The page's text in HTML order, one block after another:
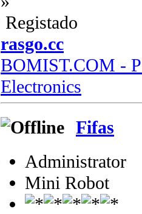
Registado
rasgo.cc
BOMIST.COM -
Electronics
Fifas
Administrator
Mini Robot